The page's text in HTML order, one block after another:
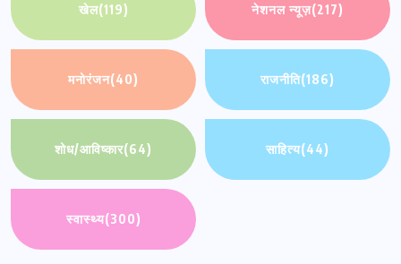
खेल(119) नेशनल न्यूज़(217)
मनोरंजन(40) राजनीति(186)
शोध/आविष्कार(64) साहित्य(44)
स्वास्थ्य(300)